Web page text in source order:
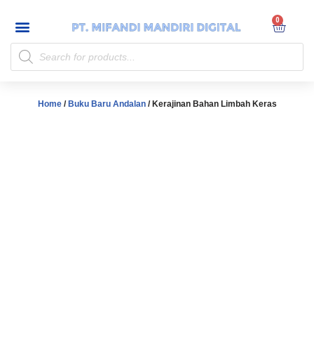
content
Home/ Buku Baru Andalan/ Kerajinan Bahan Limbah Keras